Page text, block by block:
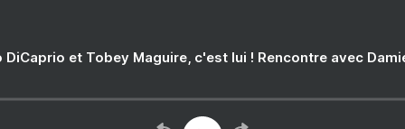
DiCaprio et Tobey Maguire, c'est lui ! Rencontre avec